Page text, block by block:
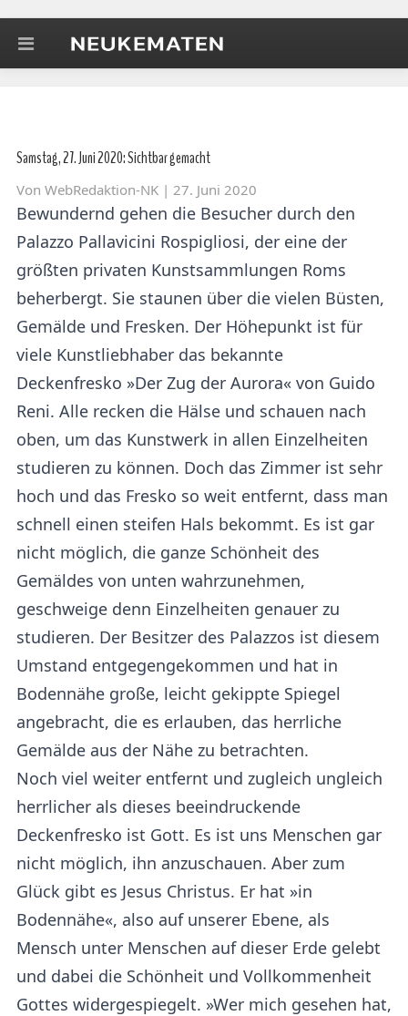
Samstag, 27. Juni 2020: Sichtbar gemacht
Von WebRedaktion-NK | 27. Juni 2020
Bewundernd gehen die Besucher durch den
Palazzo Pallavicini Rospigliosi, der eine der
größten privaten Kunstsammlungen Roms
beherbergt. Sie staunen über die vielen Büsten,
Gemälde und Fresken. Der Höhepunkt ist für
viele Kunstliebhaber das bekannte
Deckenfresko »Der Zug der Aurora« von Guido
Reni. Alle recken die Hälse und schauen nach
oben, um das Kunstwerk in allen Einzelheiten
studieren zu können. Doch das Zimmer ist sehr
hoch und das Fresko so weit entfernt, dass man
schnell einen steifen Hals bekommt. Es ist gar
nicht möglich, die ganze Schönheit des
Gemäldes von unten wahrzunehmen,
geschweige denn Einzelheiten genauer zu
studieren. Der Besitzer des Palazzos ist diesem
Umstand entgegengekommen und hat in
Bodennähe große, leicht gekippte Spiegel
angebracht, die es erlauben, das herrliche
Gemälde aus der Nähe zu betrachten.
Noch viel weiter entfernt und zugleich ungleich
herrlicher als dieses beeindruckende
Deckenfresko ist Gott. Es ist uns Menschen gar
nicht möglich, ihn anzuschauen. Aber zum
Glück gibt es Jesus Christus. Er hat »in
Bodennähe«, also auf unserer Ebene, als
Mensch unter Menschen auf dieser Erde gelebt
und dabei die Schönheit und Vollkommenheit
Gottes widergespiegelt. »Wer mich gesehen hat,